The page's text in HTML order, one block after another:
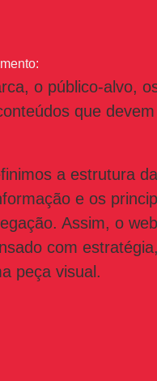
o público-alvo,
que
a estrutura
e os
Assim, o
com
peça visual.